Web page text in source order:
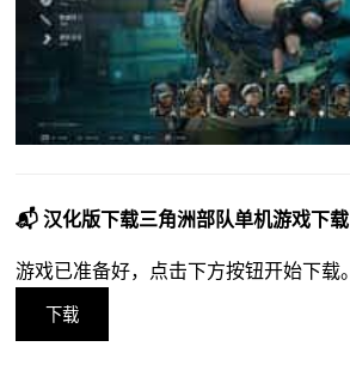
📬 汉化版下载三角洲部队单机游戏下载
游戏已准备好，点击下方按钮开始下载。
下载